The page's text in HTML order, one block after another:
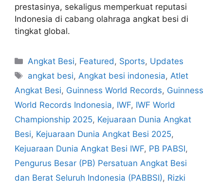
prestasinya, sekaligus memperkuat reputasi
Indonesia di cabang olahraga angkat besi di
tingkat global.
Angkat Besi, Featured , Sports, Updates
angkat besi, Angkat besi indonesia, Atlet
Angkat Besi, Guinness World Records, Guinness
World Records Indonesia, IWF, IWF World
Championship 2025, Kejuaraan Dunia Angkat
Besi, Kejuaraan Dunia Angkat Besi 2025,
Kejuaraan Dunia Angkat Besi IWF, PB PABSI,
Pengurus Besar (PB) Persatuan Angkat Besi
dan Berat Seluruh Indonesia (PABBSI), Rizki